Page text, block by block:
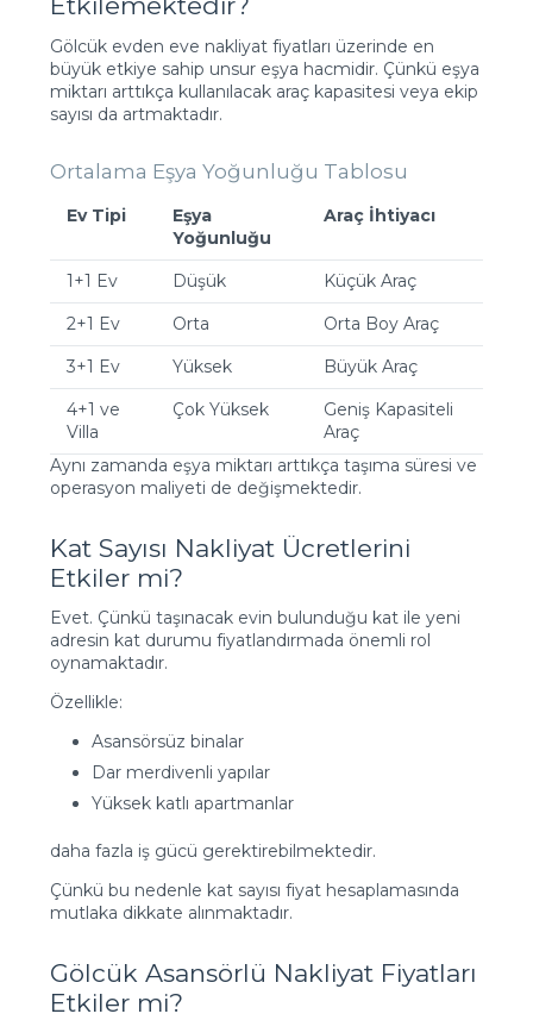
Gölcük evden eve nakliyat fiyatları üzerinde en
büyük etkiye sahip unsur eşya hacmidir. Çünkü eşya
miktarı arttıkça kullanılacak araç kapasitesi veya ekip
sayısı da artmaktadır.
Ortalama Eşya Yoğunluğu Tablosu
Ev Tipi
Eşya
Yoğunluğu
Araç İhtiyacı
1+1 Ev Düşük
Küçük Araç
2+1 Ev
Orta
Orta Boy Araç
3+1 Ev
Yüksek
Büyük Araç
4+1 ve
Villa
Çok Yüksek
Geniş Kapasiteli
Araç
Aynı zamanda eşya miktarı arttıkça taşıma süresi ve
operasyon maliyeti de değişmektedir.
Kat Sayısı Nakliyat Ücretlerini
Etkiler mi?
Evet. Çünkü taşınacak evin bulunduğu kat ile yeni
adresin kat durumu fiyatlandırmada önemli rol
oynamaktadır.
Özellikle:
Asansörsüz binalar
Dar merdivenli yapılar
Yüksek katlı apartmanlar
daha fazla iş gücü gerektirebilmektedir.
Çünkü bu nedenle kat sayısı fiyat hesaplamasında
mutlaka dikkate alınmaktadır.
Gölcük Asansörlü Nakliyat Fiyatları
Etkiler mi?